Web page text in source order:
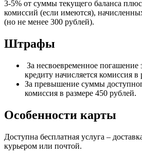
3-5% от суммы текущего баланса
комиссий (если имеются),
(но не менее 300 рублей).
Штрафы
За несвоевременное погашение
кредиту начисляется комиссия в
За превышение суммы
комиссия в размере 450 рублей.
Особенности карты
Доступна бесплатная услуга –
курьером или почтой.